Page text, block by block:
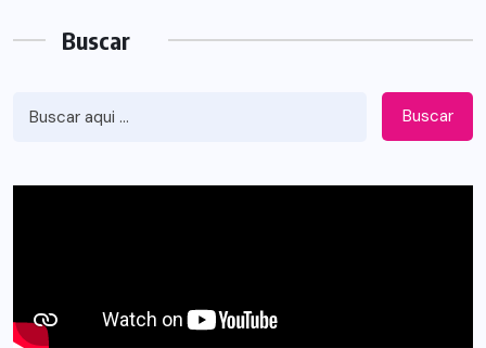
Buscar
Buscar